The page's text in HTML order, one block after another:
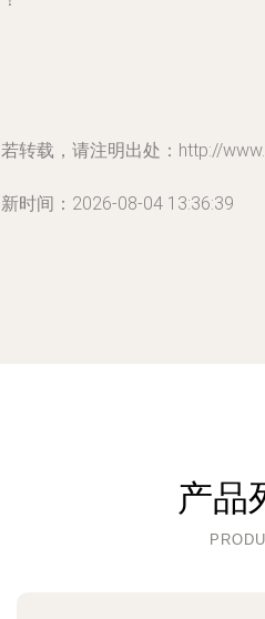
转载，请注明出处：http://
时间：2026-08-04 13:36:39
产品